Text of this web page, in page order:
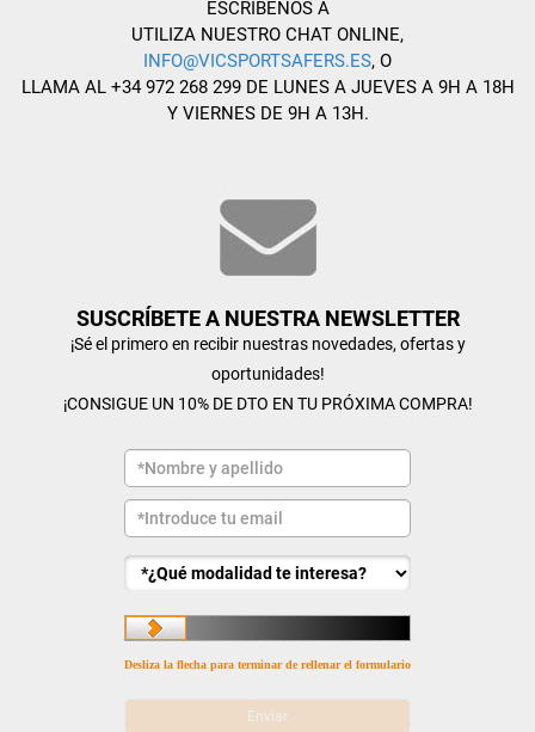
ESCRÍBENOS A
UTILIZA NUESTRO CHAT ONLINE,
INFO@VICSPORTSAFERS.ES, O
LLAMA AL +34 972 268 299 DE LUNES A JUEVES A 9H A 18H
Y VIERNES DE 9H A 13H.
SUSCRÍBETE A NUESTRA NEWSLETTER
¡Sé el primero en recibir nuestras novedades, ofertas y
oportunidades!
¡CONSIGUE UN 10% DE DTO EN TU PRÓXIMA COMPRA!
Desliza la flecha para terminar de rellenar el formulario